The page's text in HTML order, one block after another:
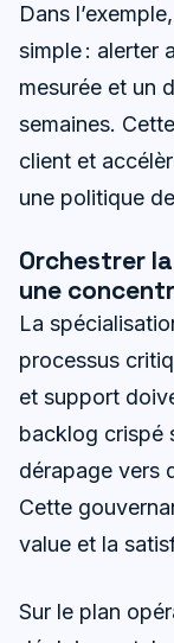
Dans
simple : alerter
mesurée et un
semaines.
client et
une politique
Orchestrer
une
La
processus
et support
backlog crispé
dérapage vers
Cette
value et la
Sur le plan